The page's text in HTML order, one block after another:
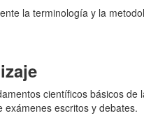
la terminología y la
científicos básicos
exámenes escritos y debates.